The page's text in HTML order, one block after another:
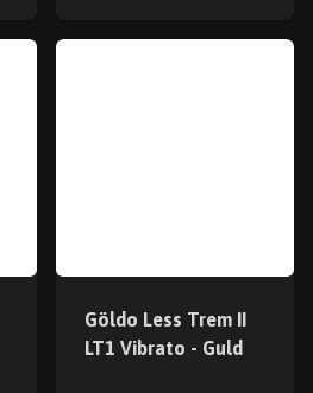
Göldo Less Trem II
LT1 Vibrato - Guld